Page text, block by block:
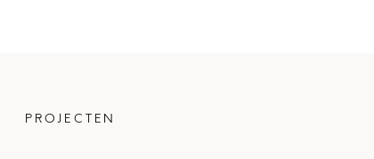
PROJECTEN